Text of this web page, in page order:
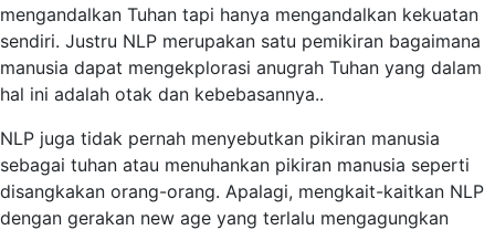
mengandalkan Tuhan tapi hanya mengandalkan kekuatan
sendiri. Justru NLP merupakan satu pemikiran bagaimana
manusia dapat mengekplorasi anugrah Tuhan yang dalam
hal ini adalah otak dan kebebasannya..
NLP juga tidak pernah menyebutkan pikiran manusia
sebagai tuhan atau menuhankan pikiran manusia seperti
disangkakan orang-orang. Apalagi, mengkait-kaitkan NLP
dengan gerakan new age yang terlalu mengagungkan